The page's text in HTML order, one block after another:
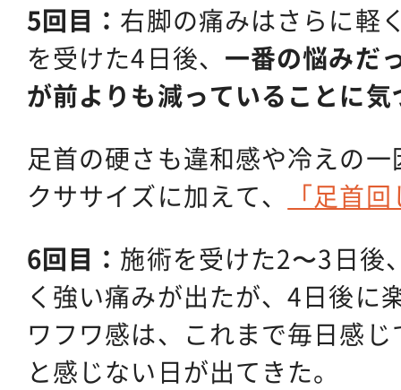
5回目： 右脚の痛みはさらに軽
を受けた4日後、 一番の悩みだ
が前よりも減っていることに気
足首の硬さも違和感や冷えの
クササイズに加えて、
「足首
6回目： 施術を受けた2〜3日後
く強い痛みが出たが、4日後に
ワフワ感は、これまで毎日感
と感じない日が出てきた。